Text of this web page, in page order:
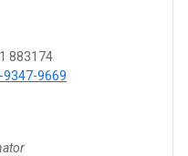
883174
9669